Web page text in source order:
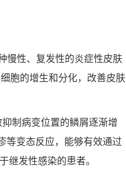
慢性、复发性的炎症性皮肤
胞的增生和分化，改善皮肤
制病变位置的鳞屑逐渐增
等变态反应，能够有效通过
继发性感染的患者。